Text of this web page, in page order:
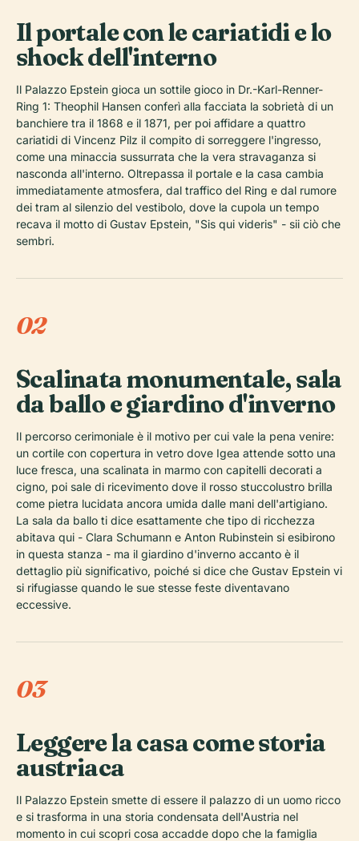
Il portale con le cariatidi e lo
shock dell'interno
Il Palazzo Epstein gioca un sottile gioco in Dr.-Karl-Renner-
Ring 1: Theophil Hansen conferì alla facciata la sobrietà di un
banchiere tra il 1868 e il 1871, per poi affidare a quattro
cariatidi di Vincenz Pilz il compito di sorreggere l'ingresso,
come una minaccia sussurrata che la vera stravaganza si
nasconda all'interno. Oltrepassa il portale e la casa cambia
immediatamente atmosfera, dal traffico del Ring e dal rumore
dei tram al silenzio del vestibolo, dove la cupola un tempo
recava il motto di Gustav Epstein, "Sis qui videris" - sii ciò che
sembri.
02
Scalinata monumentale, sala
da ballo e giardino d'inverno
Il percorso cerimoniale è il motivo per cui vale la pena venire:
un cortile con copertura in vetro dove Igea attende sotto una
luce fresca, una scalinata in marmo con capitelli decorati a
cigno, poi sale di ricevimento dove il rosso stuccolustro brilla
come pietra lucidata ancora umida dalle mani dell'artigiano.
La sala da ballo ti dice esattamente che tipo di ricchezza
abitava qui - Clara Schumann e Anton Rubinstein si esibirono
in questa stanza - ma il giardino d'inverno accanto è il
dettaglio più significativo, poiché si dice che Gustav Epstein vi
si rifugiasse quando le sue stesse feste diventavano
eccessive.
03
Leggere la casa come storia
austriaca
Il Palazzo Epstein smette di essere il palazzo di un uomo ricco
e si trasforma in una storia condensata dell'Austria nel
momento in cui scopri cosa accadde dopo che la famiglia